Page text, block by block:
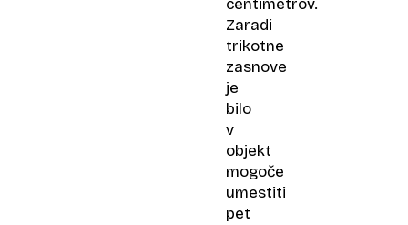
centimetrov.
Zaradi
trikotne
zasnove
je
bilo
v
objekt
mogoče
umestiti
pet